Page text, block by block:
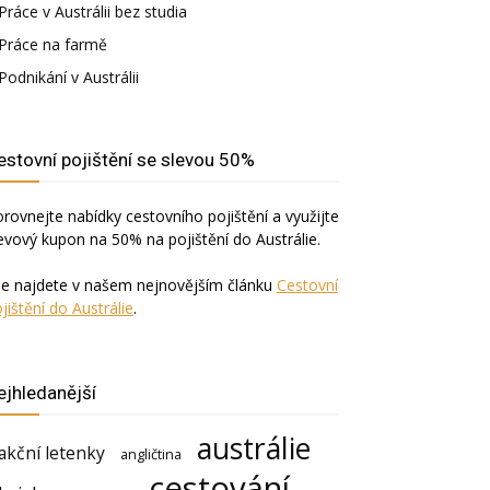
Práce v Austrálii bez studia
Práce na farmě
Podnikání v Austrálii
pojištění se slevou 50%
nabídky cestovního pojištění a využijte
kupon na 50% na pojištění do Austrálie.
najdete v našem nejnovějším článku Cestovní
do Austrálie.
letenky angličtina austrálie